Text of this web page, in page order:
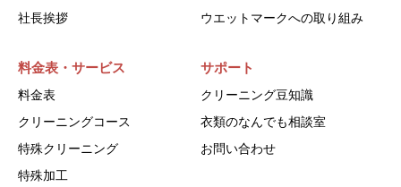
社長挨拶
ウエットマークへの取り組み
料金表・サービス
料金表
クリーニングコース
特殊クリーニング
特殊加工
サポート
クリーニング豆知識
衣類のなんでも相談室
お問い合わせ